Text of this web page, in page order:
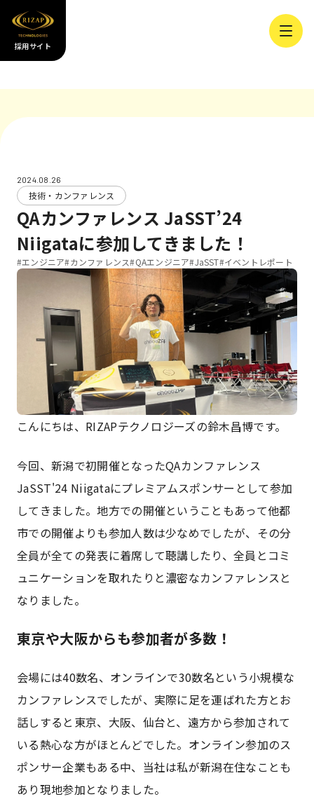
採用サイト
2024.08.26
技術・カンファレンス
QAカンファレンス JaSST’24
Niigataに参加してきました！
#エンジニア#カンファレンス#QAエンジニア#JaSST#イベントレポート
こんにちは、RIZAPテクノロジーズの鈴木昌博です。
今回、新潟で初開催となったQAカンファレンス
JaSST'24 Niigataにプレミアムスポンサーとして参加
してきました。地方での開催ということもあって他都
市での開催よりも参加人数は少なめでしたが、その分
全員が全ての発表に着席して聴講したり、全員とコミ
ュニケーションを取れたりと濃密なカンファレンスと
なりました。
東京や大阪からも参加者が多数！
会場には40数名、オンラインで30数名という小規模な
カンファレンスでしたが、実際に足を運ばれた方とお
話しすると東京、大阪、仙台と、遠方から参加されて
いる熱心な方がほとんどでした。オンライン参加のス
ポンサー企業もある中、当社は私が新潟在住なことも
あり現地参加となりました。